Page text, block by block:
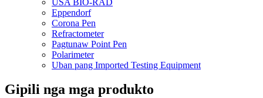
Eppendorf
Corona Pen
Refractometer
Pagtunaw Point Pen
Polarimeter
Uban pang Imported Testing Equipment
Gipili nga mga produkto